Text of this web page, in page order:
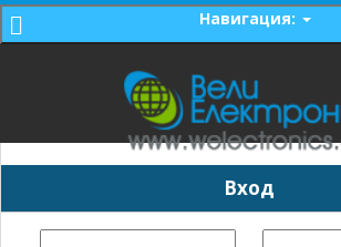
Навигация:
Вход